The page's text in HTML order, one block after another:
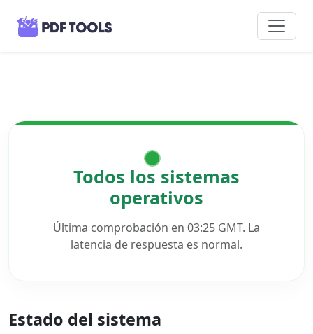
Todos los sistemas
operativos
Última comprobación en 03:25 GMT. La
latencia de respuesta es normal.
Estado del sistema